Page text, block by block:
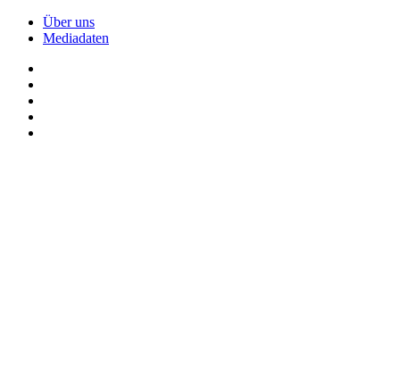
Über uns
Mediadaten